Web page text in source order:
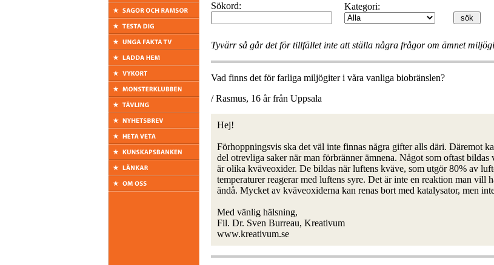
Sökord:
Kategori:
Tyvärr så går det för tillfället inte att ställa några frågor om ämnet
Vad finns det för farliga miljögiter i våra vanliga biobränslen?
/ Rasmus, 16 år från Uppsala
Hej!
Förhoppningsvis ska det väl inte finnas några gifter alls däri. Däremot
del otrevliga saker när man förbränner ämnena. Något som oftast
är olika kväveoxider. De bildas när luftens kväve, som utgör 80% av
temperaturer reagerar med luftens syre. Det är inte en reaktion man vill
ändå. Mycket av kväveoxiderna kan renas bort med katalysator, men
Med vänlig hälsning,
Fil. Dr. Sven Burreau, Kreativum
www.kreativum.se